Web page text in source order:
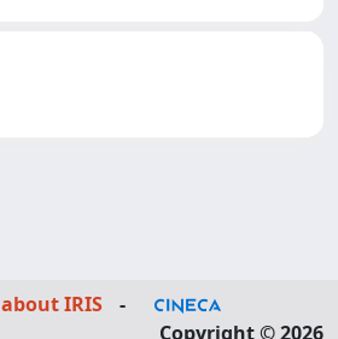
about IRIS
-
Copyright © 2026